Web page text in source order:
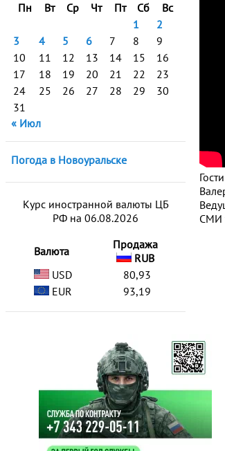
Пн
Вт Ср Чт Пт Сб
Вс
1
2
3
4 5 6 7 8
9
10
11 12 13 14 15
16
17
18 19 20 21 22
23
24
25 26 27 28 29
30
31
« Июл
Погода в Новоуральске
Курс иностранной валюты ЦБ
РФ на 06.08.2026
Валюта
Продажа
RUB
USD
80,93
EUR
93,19
СМИ